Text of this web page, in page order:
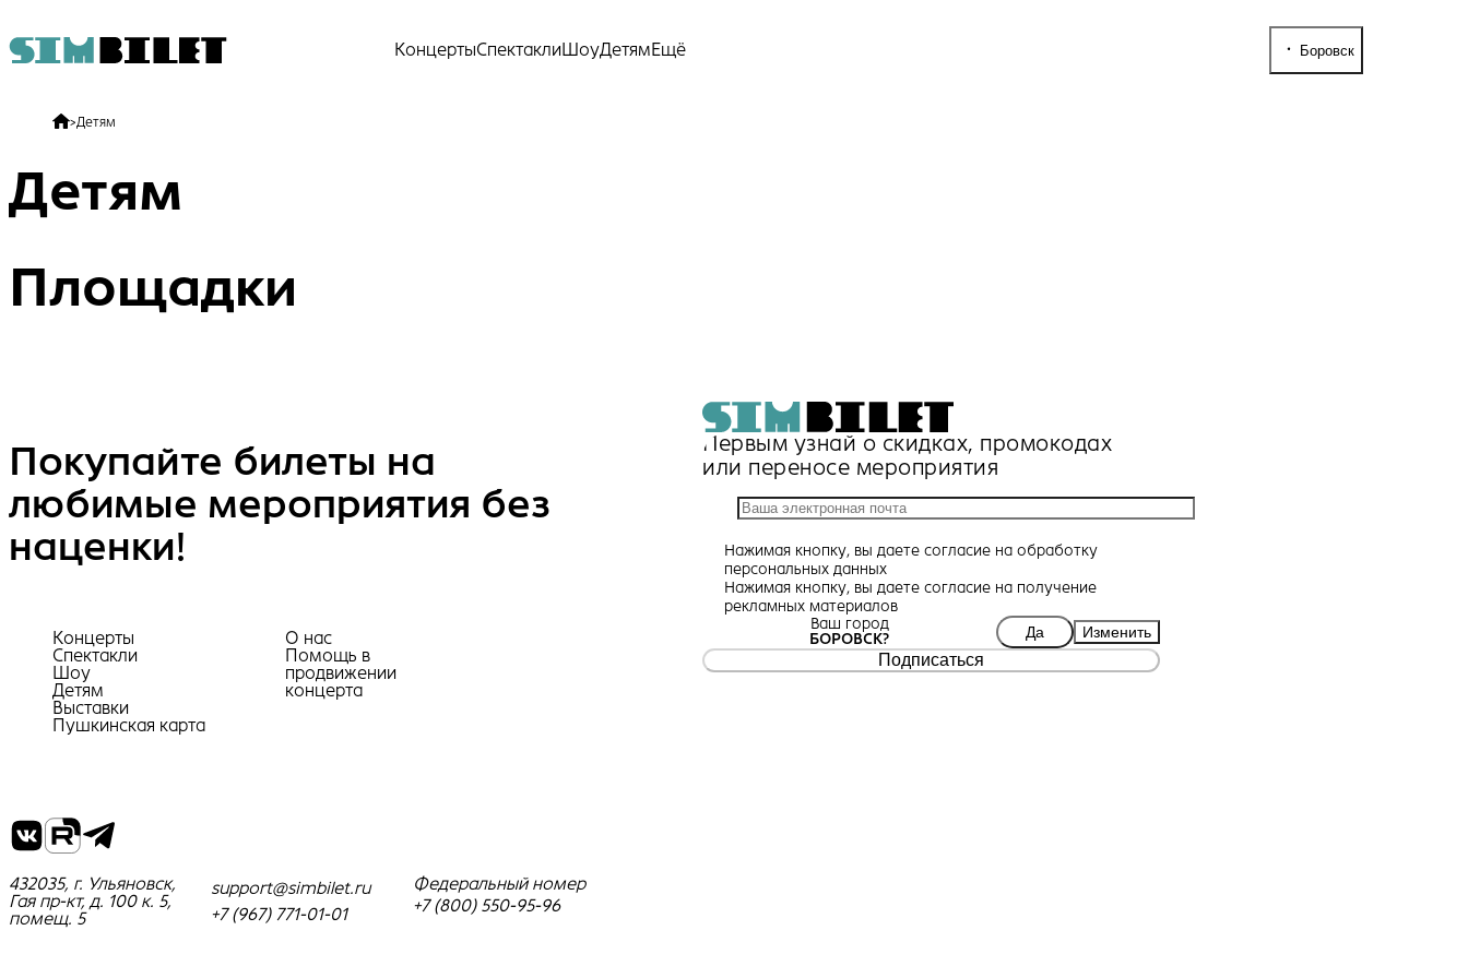
КонцертыСпектакли ШоуДетямЕщё Боровск
>Детям
Детям
Площадки
Покупайте билеты на
любимые мероприятия без
наценки!
Концерты
Спектакли
Шоу
Детям
Выставки
Пушкинская карта
О нас
Помощь в
продвижении
концерта
432035, г. Ульяновск,
Гая пр-кт, д. 100 к. 5,
помещ. 5
support@simbilet.ru
+7 (967) 771-01-01
Федеральный номер
+7 (800) 550-95-96
Первым узнай о скидках, промокодах
или переносе мероприятия
Нажимая кнопку, вы даете согласие на обработку
персональных данных
Нажимая кнопку, вы даете согласие на получение
рекламных материалов
Ваш город
БОРОВСК?
Да Изменить
Подписаться